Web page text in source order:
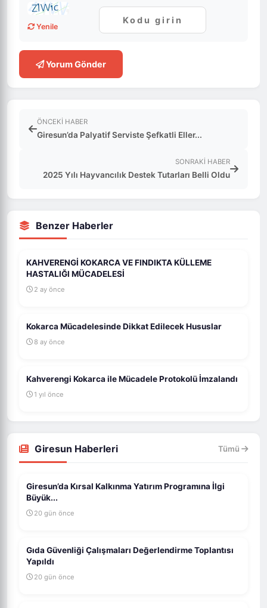
Yenile
Yorum Gönder
ÖNCEKI HABER
Giresun’da Palyatif Serviste Şefkatli Eller...
SONRAKI HABER
2025 Yılı Hayvancılık Destek Tutarları Belli Oldu
Benzer Haberler
KAHVERENGİ KOKARCA VE FINDIKTA KÜLLEME
HASTALIĞI MÜCADELESİ
2 ay önce
Kokarca Mücadelesinde Dikkat Edilecek Hususlar
8 ay önce
Kahverengi Kokarca ile Mücadele Protokolü İmzalandı
1 yıl önce
Giresun Haberleri Tümü
Giresun’da Kırsal Kalkınma Yatırım Programına İlgi
Büyük...
20 gün önce
Gıda Güvenliği Çalışmaları Değerlendirme Toplantısı
Yapıldı
20 gün önce